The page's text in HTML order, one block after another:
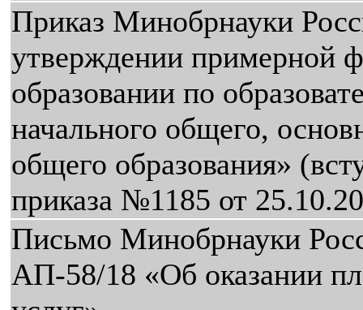
Приказ Минобрнауки
утверждении примерной
образовании по
начального общего,
общего образования»
приказа №1185 от
Письмо Минобрнауки
АП-58/18 «Об оказании